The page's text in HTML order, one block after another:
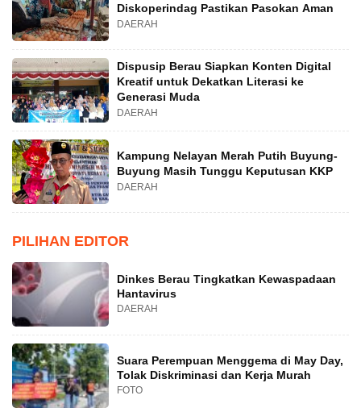
Diskoperindag Pastikan Pasokan Aman
DAERAH
Dispusip Berau Siapkan Konten Digital
Kreatif untuk Dekatkan Literasi ke
Generasi Muda
DAERAH
Kampung Nelayan Merah Putih Buyung-
Buyung Masih Tunggu Keputusan KKP
DAERAH
PILIHAN EDITOR
Dinkes Berau Tingkatkan Kewaspadaan
Hantavirus
DAERAH
Suara Perempuan Menggema di May Day,
Tolak Diskriminasi dan Kerja Murah
FOTO